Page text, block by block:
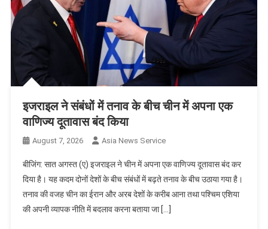
इजराइल ने संबंधों में तनाव के बीच चीन में अपना एक
वाणिज्य दूतावास बंद किया
August 7, 2026 Asia News Service
बीजिंग: सात अगस्त (ए) इजराइल ने चीन में अपना एक वाणिज्य दूतावास बंद कर
दिया है। यह कदम दोनों देशों के बीच संबंधों में बढ़ते तनाव के बीच उठाया गया है।
तनाव की वजह चीन का ईरान और अरब देशों के करीब आना तथा पश्चिम एशिया
की अपनी व्यापक नीति में बदलाव करना बताया जा […]